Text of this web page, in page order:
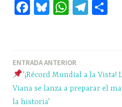
Fa Bl W
pp
Te
m rti
r
Navegación
de
entradas
ENTRADA ANTERIOR
’¡Récord Mundial a la Vista!
Viana se lanza a preparar el
la historia’